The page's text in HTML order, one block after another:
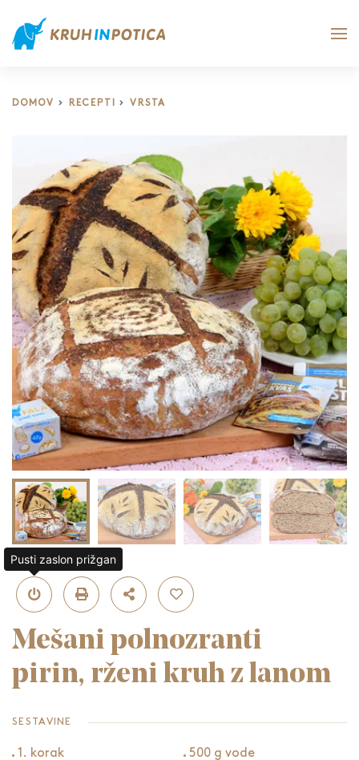
DOMOV RECEPTI VRSTA
Mešani polnozranti
pirin, rženi kruh z lanom
SESTAVINE
1. korak
500 g vode
Pusti zaslon prižgan